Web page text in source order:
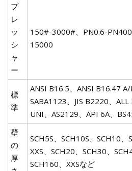
プ
レ
ッ
シ
ャ
ー
150#-3000#、PN0.6-
15000
標
準
ANSI B16.5、ANSI B16.47 A/
SABA1123、JIS B2220、ALL
UNI、AS2129、API 6A、
壁
の
厚
SCH5S、SCH10S、SCH10、
XXS、SCH20、SCH30、
SCH160、XXSなど